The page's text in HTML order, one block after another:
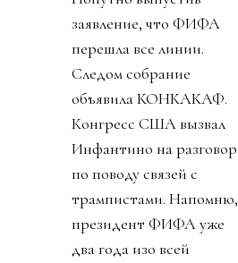
заявление, что ФИФА
перешла все линии.
Следом собрание
объявила КОНКАКАФ.
Конгресс США вызвал
Инфантино на разговор
по поводу связей с
трампистами. Напомню,
президент ФИФА уже
два года изо всей